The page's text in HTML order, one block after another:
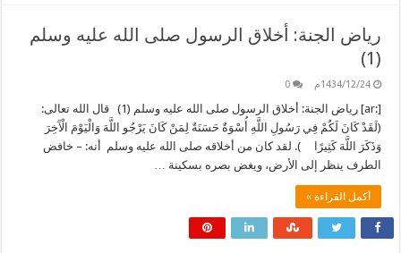
رياض الجنة: أخلاق الرسول صلى الله عليه وسلم
(1)
1434/12/24م 0
[:ar] رياض الجنة: أخلاق الرسول صلى الله عليه وسلم (1) قال الله تعالى:
(لَقَدْ كَانَ لَكُمْ فِي رَسُولِ اللَّهِ أُسْوَةٌ حَسَنَةٌ لِمَنْ كَانَ يَرْجُو اللَّهَ وَالْيَوْمَ الْآَخِرَ
وَذَكَرَ اللَّهَ كَثِيرًا ). لقد كان من أخلاقه صلى الله عليه وسلم أنه: – خافض
الطرف ينظر إلى الأرض، ويغض بصره بسكينة …
أكمل القراءة »